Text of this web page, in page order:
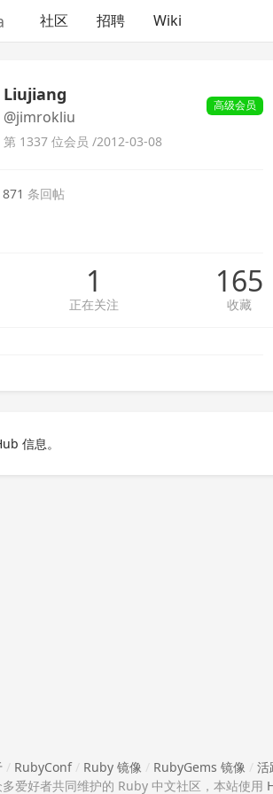
社区 招聘 Wiki
Liujiang
@jimrokliu
高级会员
第 1337 位会员 /2012-03-08
871 条回帖
1
正在关注
165
收藏
信息。
/ RubyConf/ Ruby 镜像 / RubyGems 镜像 / 活
多爱好者共同维护的 Ruby 中文社区，本站使用